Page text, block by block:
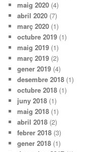
maig 2020 (4)
abril 2020 (7)
març 2020 (1)
octubre 2019 (1)
maig 2019 (1)
març 2019 (2)
gener 2019 (4)
desembre 2018 (1)
octubre 2018 (1)
juny 2018 (1)
maig 2018 (1)
abril 2018 (2)
febrer 2018 (3)
gener 2018 (1)